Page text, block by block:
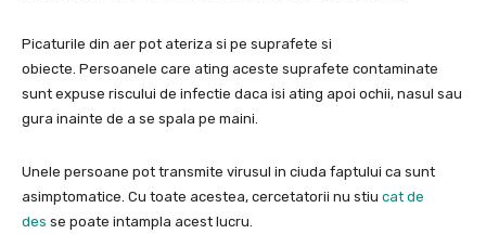
Picaturile din aer pot ateriza si pe suprafete si
obiecte. Persoanele care ating aceste suprafete contaminate
sunt expuse riscului de infectie daca isi ating apoi ochii, nasul sau
gura inainte de a se spala pe maini.
Unele persoane pot transmite virusul in ciuda faptului ca sunt
asimptomatice. Cu toate acestea, cercetatorii nu stiu cat de
des se poate intampla acest lucru.